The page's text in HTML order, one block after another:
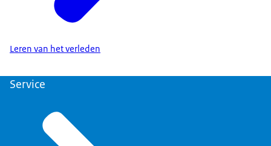
Leren van het verleden
Service